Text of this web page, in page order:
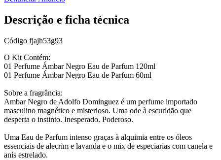
Descrição e ficha técnica
Código fjajh53g93
O Kit Contém:
01 Perfume Ámbar Negro Eau de Parfum 120ml
01 Perfume Ámbar Negro Eau de Parfum 60ml
Sobre a fragrância:
Ambar Negro de Adolfo Dominguez é um perfume importado
masculino magnético e misterioso. Uma ode à escuridão que
desperta o instinto. Inesperado. Poderoso.
Uma Eau de Parfum intenso graças à alquimia entre os óleos
essenciais de alecrim e lavanda e o mix de especiarias com canela e
anís estrelado.